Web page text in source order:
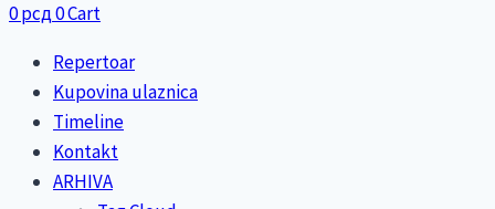
0рсд0Cart
Repertoar
Kupovina ulaznica
Timeline
Kontakt
ARHIVA